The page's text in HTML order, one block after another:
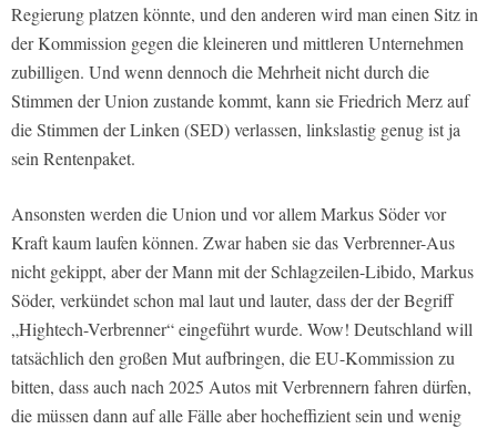
Regierung platzen könnte, und den anderen wird man einen Sitz in
der Kommission gegen die kleineren und mittleren Unternehmen
zubilligen. Und wenn dennoch die Mehrheit nicht durch die
Stimmen der Union zustande kommt, kann sie Friedrich Merz auf
die Stimmen der Linken (SED) verlassen, linkslastig genug ist ja
sein Rentenpaket.
Ansonsten werden die Union und vor allem Markus Söder vor
Kraft kaum laufen können. Zwar haben sie das Verbrenner-Aus
nicht gekippt, aber der Mann mit der Schlagzeilen-Libido, Markus
Söder, verkündet schon mal laut und lauter, dass der der Begriff
„Hightech-Verbrenner“ eingeführt wurde. Wow! Deutschland will
tatsächlich den großen Mut aufbringen, die EU-Kommission zu
bitten, dass auch nach 2025 Autos mit Verbrennern fahren dürfen,
die müssen dann auf alle Fälle aber hocheffizient sein und wenig